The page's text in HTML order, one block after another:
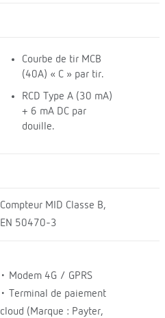
Courbe de tir MCB
(40A) « C » par tir.
RCD Type A (30 mA)
+ 6 mA DC par
douille.
Compteur MID Classe B,
EN 50470-3
• Modem 4G / GPRS
• Terminal de paiement
cloud (Marque : Payter,